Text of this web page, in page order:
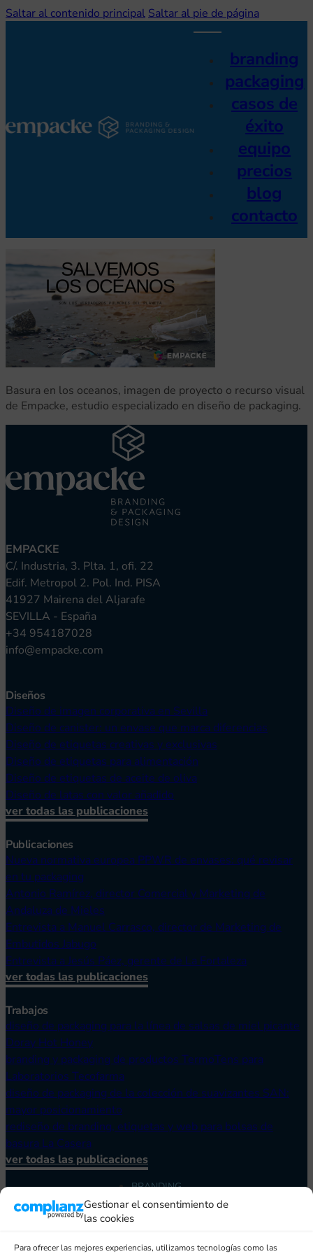
Gestionar el consentimiento de
las cookies
Para ofrecer las mejores experiencias, utilizamos tecnologías como las
Saltar al contenido principal Saltar al pie de página
branding
packaging
casos de
éxito
equipo
precios
blog
contacto
Basura en los oceanos, imagen de proyecto o recurso visual
de Empacke, estudio especializado en diseño de packaging.
EMPACKE
C/. Industria, 3. Plta. 1, ofi. 22
Edif. Metropol 2. Pol. Ind. PISA
41927 Mairena del Aljarafe
SEVILLA - España
+34 954187028
info@empacke.com
Diseños
Diseño de imagen corporativa en Sevilla
Diseño de canister: un envase que marca diferencias
Diseño de etiquetas creativas y exclusivas
Diseño de etiquetas para alimentación
Diseño de etiquetas de aceite de oliva
Diseño de latas con valor añadido
ver todas las publicaciones
Publicaciones
Nueva normativa europea PPWR de envases: qué revisar
en tu packaging
Antonio Ramírez, director Comercial y Marketing de
Andaluza de Mieles
Entrevista a Manuel Carrasco, director de Marketing de
Embutidos Jabugo
Entrevista a Jesús Páez, gerente de La Fortaleza
ver todas las publicaciones
Trabajos
diseño de packaging para la línea de salsas de miel picante
Doray Hot Honey
branding y packaging de productos TermoTens para
Laboratorios Tecofarma
diseño de packaging de la colección de suavizantes SAN:
mayor posicionamiento
rediseño de branding, etiquetas y web para bolsas de
basura La Casera
ver todas las publicaciones
BRANDING
PACKAGING
CASOS DE ÉXITO
PRECIOS
discapacidad visual
TDAH